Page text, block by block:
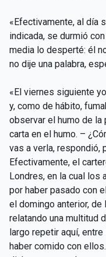
«Efectivamente, al día
indicada, se durmió
media lo desperté: él
no dije una palabra,
«El viernes siguiente
y, como de hábito,
observar el humo de la
carta en el humo. –
vas a verla, respondió,
Efectivamente, el
Londres, en la cual los
por haber pasado con
el domingo anterior, de
relatando una multitud
largo repetir aquí,
haber comido con